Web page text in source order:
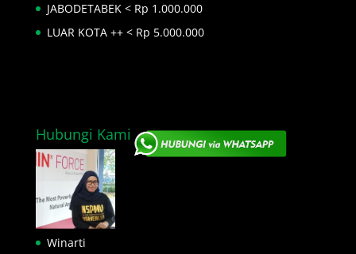
JABODETABEK < Rp 1.000.000
LUAR KOTA ++ < Rp 5.000.000
Hubungi Kami
Winarti